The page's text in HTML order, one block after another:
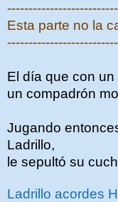
Esta parte no la
El día que con
un compadrón
Jugando
Ladrillo,
le sepultó su
Ladrillo acordes